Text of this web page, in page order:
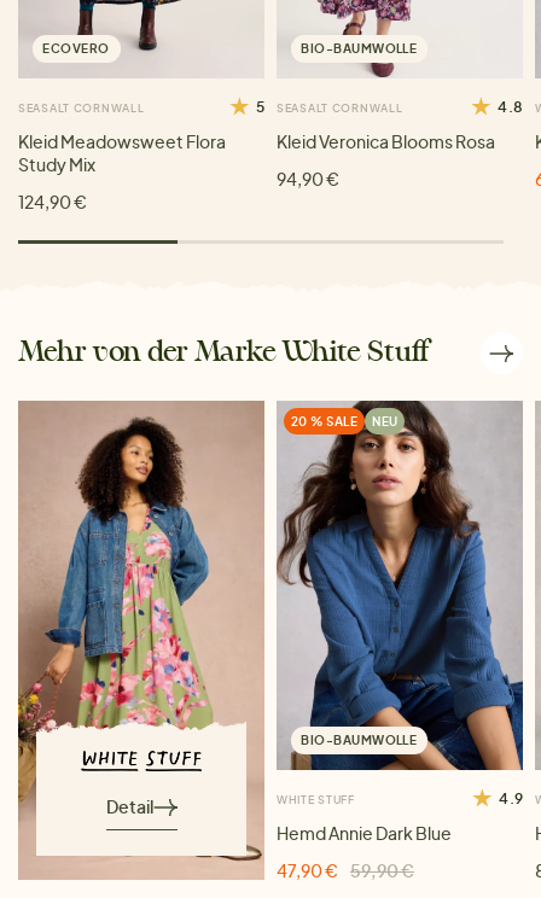
ECOVERO
SEASALT CORNWALL 5
Kleid Meadowsweet Flora
Study Mix
124,90 €
BIO-BAUMWOLLE
SEASALT CORNWALL 4.8
Kleid Veronica Blooms Rosa
94,90 €
Mehr von der Marke White Stuff
Detail
20 % SALE NEU
BIO-BAUMWOLLE
WHITE STUFF 4.9
Hemd Annie Dark Blue
47,90 €
59,90 €